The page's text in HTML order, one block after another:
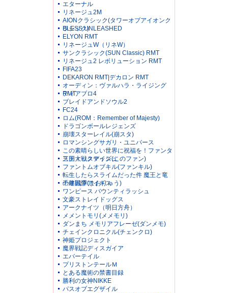
エターナル
リネージュ2M
AIONクラシック(タワーオブアイオンク
ラシック)
BLESS UNLEASHED
ELYON RMT
リネージュW（リネW）
サンクラシック(SUN Classic) RMT
リネージュ2 レボリューション RMT
FIFA23
DEKARON RMT|デカロン RMT
オーディン：ヴァルハラ・ライジング
RMT
ディアブロ4
ブレイドアンドソウル2
FC24
ロム(ROM：Remember of Majesty)
ドラゴンボールレジェンズ
崩壊スターレイル(崩スタ)
ロマンシングサガリ・ユニバース
この素晴らしい世界に祝福を！ファンタ
スティックデイズ(このファン)
三国大戦スマッシュ
ファントムオブキル(ファンキル)
転生したらスライムだった件 魔王と竜
の建国譚(まおりゅう)
千年戦争アイギス
ワンピース バウンティラッシュ
文豪ストレイドッグス
アークナイツ（明日方舟）
メメントモリ(メメモリ)
ダンまち メモリアフレーゼ(ダンメモ)
チェインクロニクル(チェンクロ)
神姫プロジェクト
魔界戦記ディスガイア
エバーテイル
プリストンテールＭ
とある魔術の禁書目録
勝利の女神NIKKE
パスオブエグザイル